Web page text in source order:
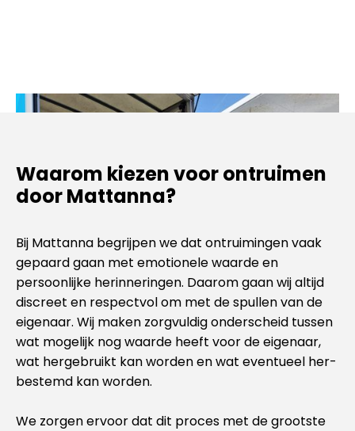
Waarom kiezen voor ontruimen
door Mattanna?
Bij Mattanna begrijpen we dat ontruimingen vaak
gepaard gaan met emotionele waarde en
persoonlijke herinneringen. Daarom gaan wij altijd
discreet en respectvol om met de spullen van de
eigenaar. Wij maken zorgvuldig onderscheid tussen
wat mogelijk nog waarde heeft voor de eigenaar,
wat hergebruikt kan worden en wat eventueel her-
bestemd kan worden.
We zorgen ervoor dat dit proces met de grootste